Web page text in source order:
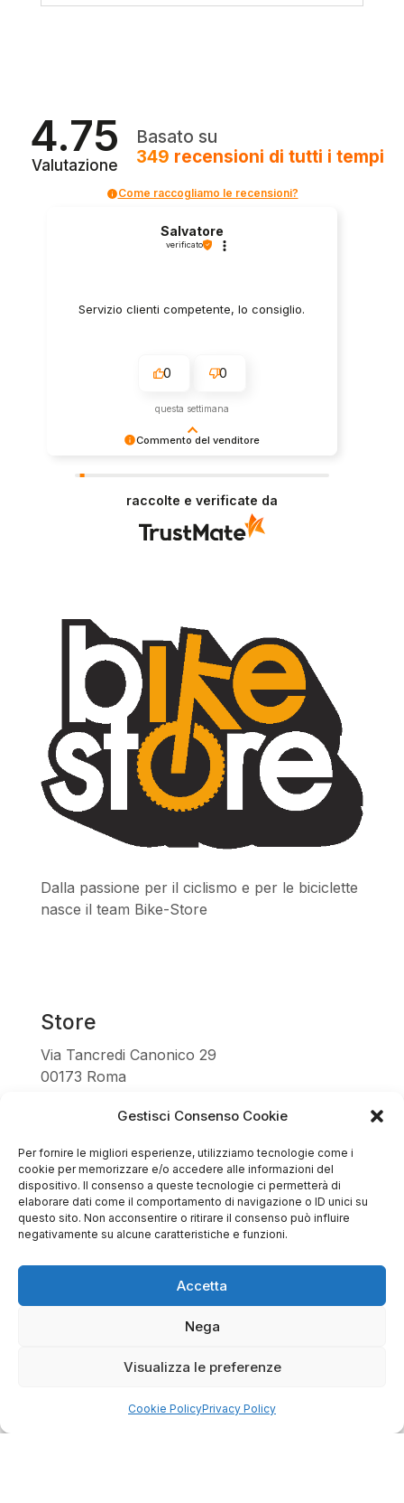
Gestisci Consenso Cookie
Per fornire le migliori esperienze, utilizziamo tecnologie come i
cookie per memorizzare e/o accedere alle informazioni del
dispositivo. Il consenso a queste tecnologie ci permetterà di
elaborare dati come il comportamento di navigazione o ID unici su
questo sito. Non acconsentire o ritirare il consenso può influire
negativamente su alcune caratteristiche e funzioni.
Accetta
Nega
Visualizza le preferenze
Cookie PolicyPrivacy Policy
4.75
Valutazione
Basato su
349 recensioni di tutti i tempi
Come raccogliamo le recensioni?
Commento del venditore
fornire il servizio giusto a clienti così fantastici.
Salvatore
verificato
Servizio clienti competente, lo consiglio.
0 0
questa settimana
raccolte e verificate da
Dalla passione per il ciclismo e per le biciclette
nasce il team Bike-Store
Store
Via Tancredi Canonico 29
00173 Roma
+39 06 7932 0130
info@bike-store.it
WhatsApp
Orari negozio
Lun: 15 – 19
Mar – Sab: 10 – 13:30 ⇢ 14:30 – 19:00
Dom: chiuso
30gg0rischi